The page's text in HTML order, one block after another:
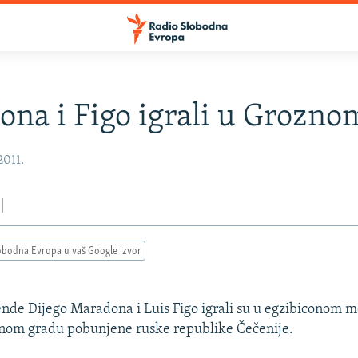
i Figo igrali u
Evropa u vaš Google izvor
Dijego Maradona i Luis Figo igrali su u egzibiconom
gradu pobunjene ruske republike Čečenije.